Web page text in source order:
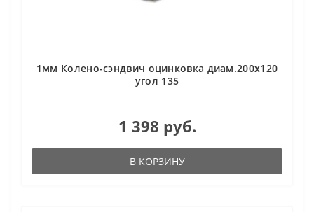
1мм Колено-сэндвич оцинковка диам.200х120
угол 135
1 398 руб.
В КОРЗИНУ